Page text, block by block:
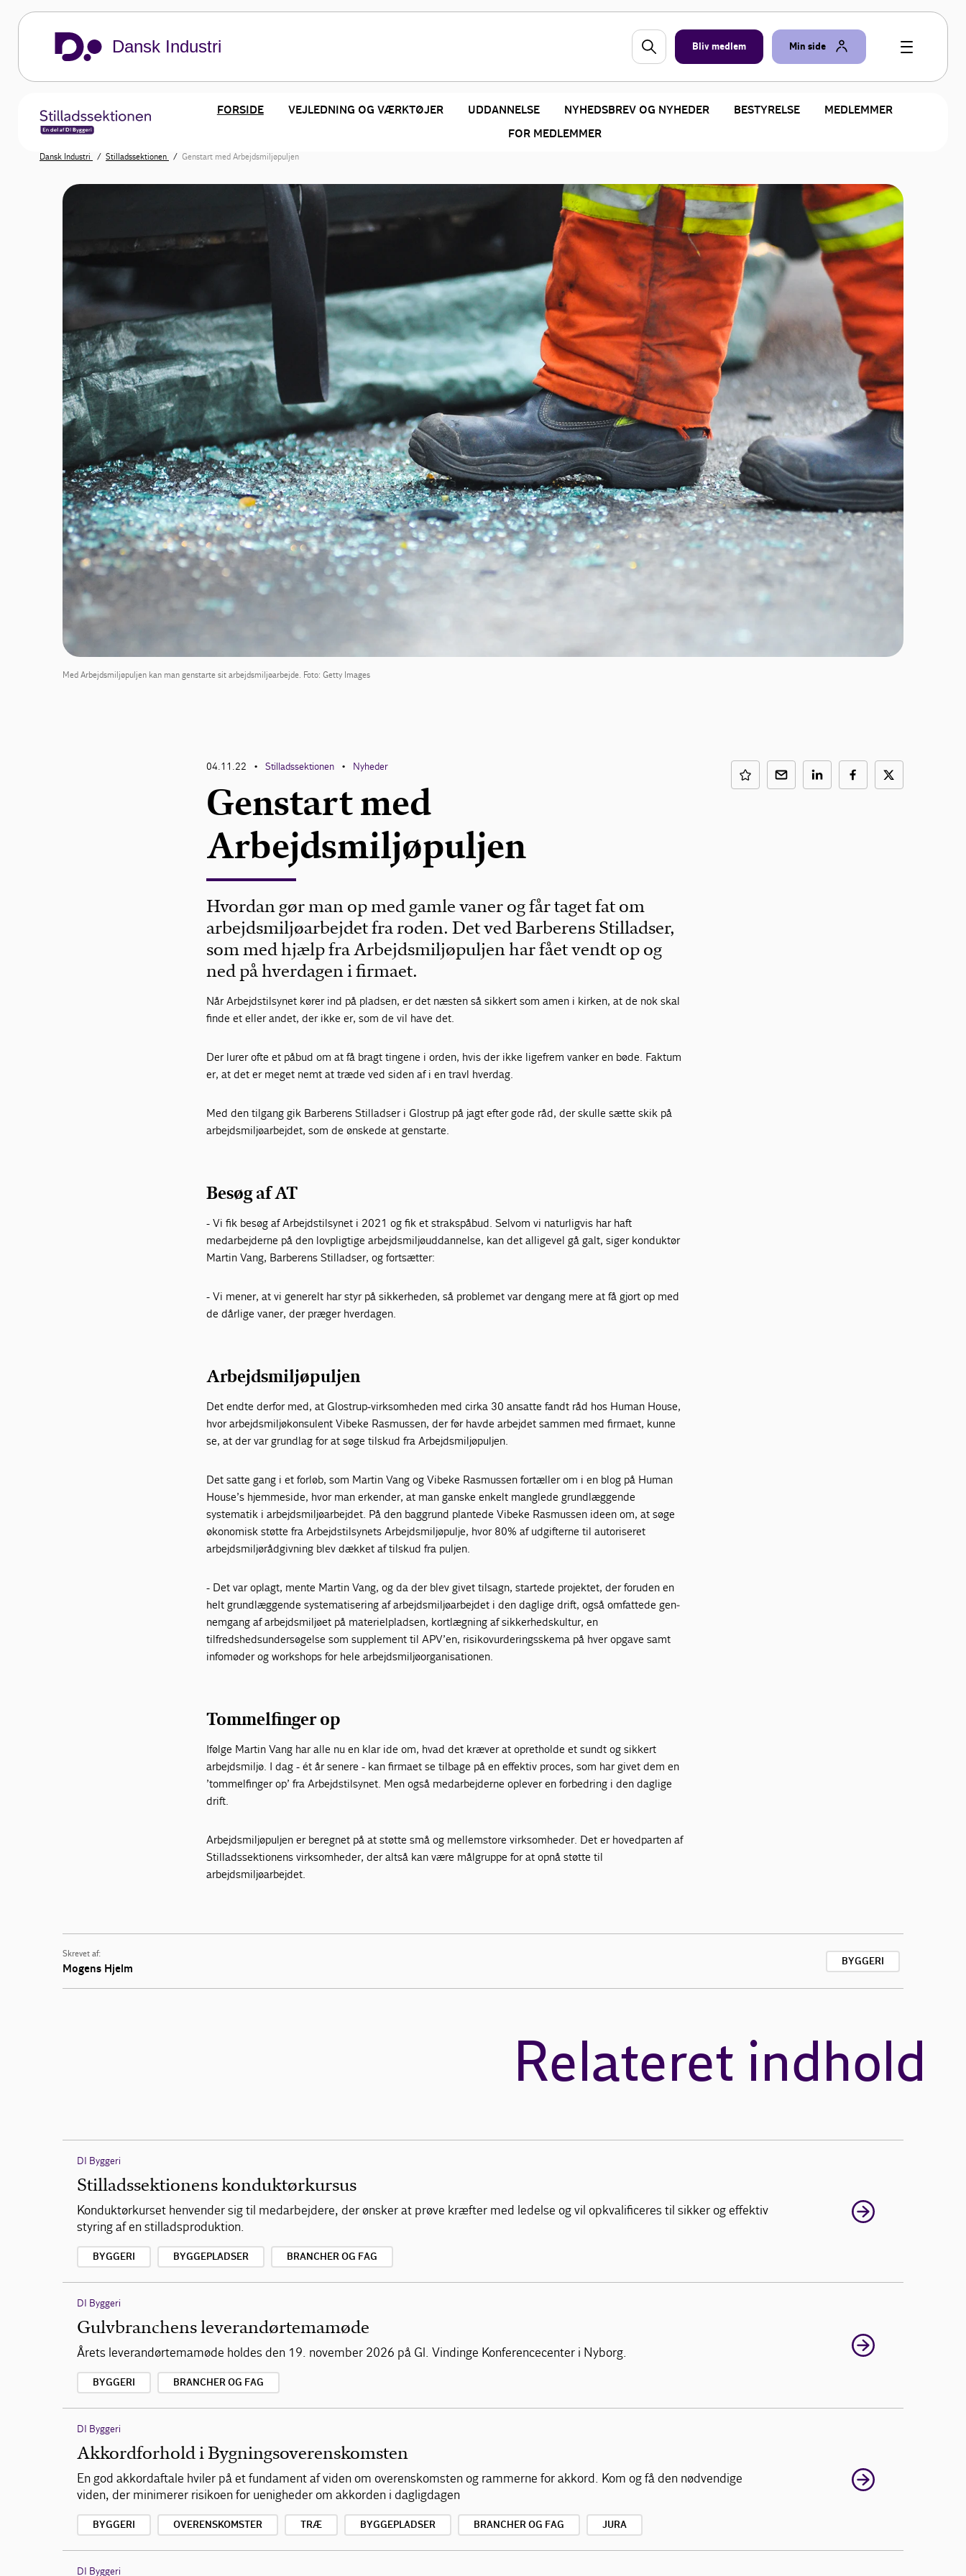
Dansk Industri Bliv medlem Min side
FORSIDE VEJLEDNING OG VÆRKTØJER UDDANNELSE NYHEDSBREV OG NYHEDER BESTYRELSE
MEDLEMMER
FOR MEDLEMMER
Dansk Industri Stilladssektionen Genstart med Arbejdsmiljøpuljen
Med Arbejdsmiljøpuljen kan man genstarte sit arbejdsmiljøarbejde. Foto: Getty Images
04.11.22 • Stilladssektionen • Nyheder
Genstart med
Arbejdsmiljøpuljen
Hvordan gør man op med gamle vaner og får taget fat om
arbejdsmiljøarbejdet fra roden. Det ved Barberens Stilladser,
som med hjælp fra Arbejdsmiljøpuljen har fået vendt op og
ned på hverdagen i firmaet.
Når Arbejdstilsynet kører ind på pladsen, er det næsten så sikkert som amen i kirken, at de nok skal
finde et eller andet, der ikke er, som de vil have det.
Der lurer ofte et påbud om at få bragt tin­gene i orden, hvis der ikke ligefrem vanker en bøde. Faktum
er, at det er meget nemt at træde ved siden af i en travl hverdag.
Med den tilgang gik Barberens Stilladser i Glostrup på jagt efter gode råd, der skulle sætte skik på
arbejdsmiljøarbejdet, som de ønskede at genstarte.
Besøg af AT
- Vi fik besøg af Arbejdstilsynet i 2021 og fik et strakspåbud. Selvom vi naturligvis har haft
medarbejderne på den lovpligtige arbejdsmiljøuddannelse, kan det alligevel gå galt, siger konduktør
Martin Vang, Bar­berens Stilladser, og fortsætter:
- Vi mener, at vi generelt har styr på sik­kerheden, så problemet var dengang mere at få gjort op med
de dårlige vaner, der præger hverdagen.
Arbejdsmiljøpuljen
Det endte derfor med, at Glostrup-virk­somheden med cirka 30 ansatte fandt råd hos Human House,
hvor arbejdsmiljøkon­sulent Vibeke Rasmussen, der før havde arbejdet sammen med firmaet, kunne
se, at der var grundlag for at søge tilskud fra Arbejdsmiljøpuljen.
Det satte gang i et forløb, som Martin Vang og Vibeke Rasmussen fortæller om i en blog på Human
House’s hjemmeside, hvor man erkender, at man ganske enkelt manglede grundlæggende
systematik i arbejdsmiljøarbejdet. På den baggrund plantede Vibeke Rasmussen ideen om, at søge
økonomisk støtte fra Arbejdstilsynets Arbejdsmiljøpulje, hvor 80% af udgifterne til autoriseret
arbejdsmiljørådgivning blev dækket af tilskud fra puljen.
- Det var oplagt, mente Martin Vang, og da der blev givet tilsagn, startede projek­tet, der foruden en
helt grundlæggende systematisering af arbejdsmiljøarbejdet i den daglige drift, også omfattede gen­
nemgang af arbejdsmiljøet på materielplad­sen, kortlægning af sikkerhedskultur, en
tilfredshedsundersøgelse som supplement til APV’en, risikovurderingsskema på hver opgave samt
infomøder og workshops for hele arbejdsmiljøorganisationen.
Tommelfinger op
Ifølge Martin Vang har alle nu en klar ide om, hvad det kræver at opretholde et sundt og sikkert
arbejdsmiljø. I dag - ét år senere - kan firmaet se tilbage på en effektiv proces, som har givet dem en
’tommelfinger op’ fra Arbejdstilsynet. Men også medarbejderne oplever en forbedring i den daglige
drift.
Arbejdsmiljøpuljen er beregnet på at støtte små og mellemstore virksomheder. Det er hovedparten af
Stilladssektionens virksom­heder, der altså kan være målgruppe for at opnå støtte til
arbejdsmiljøarbejdet.
Skrevet af:
Mogens Hjelm
BYGGERI
Relateret indhold
DI Byggeri
Stilladssektionens konduktørkursus
Konduktørkurset henvender sig til medarbejdere, der ønsker at prøve kræfter med ledelse og vil opkvalificeres til sikker og effektiv
styring af en stilladsproduktion.
BYGGERI BYGGEPLADSER BRANCHER OG FAG
DI Byggeri
Gulvbranchens leverandørtemamøde
Årets leverandørtemamøde holdes den 19. november 2026 på Gl. Vindinge Konferencecenter i Nyborg.
BYGGERI BRANCHER OG FAG
DI Byggeri
Akkordforhold i Bygningsoverenskomsten
En god akkordaftale hviler på et fundament af viden om overenskomsten og rammerne for akkord. Kom og få den nødvendige
viden, der minimerer risikoen for uenigheder om akkorden i dagligdagen
BYGGERI OVERENSKOMSTER TRÆ BYGGEPLADSER BRANCHER OG FAG JURA
DI Byggeri